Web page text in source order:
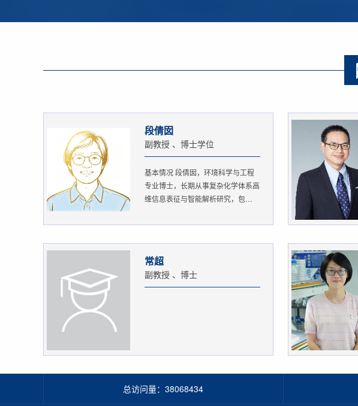
段倩囡
副教授 、博士学位
基本情况 段倩囡，环境科学与工程
专业博士，长期从事复杂化学体系高
维信息表征与智能解析研究，包
常超
副教授 、博士
总访问量： 38068434